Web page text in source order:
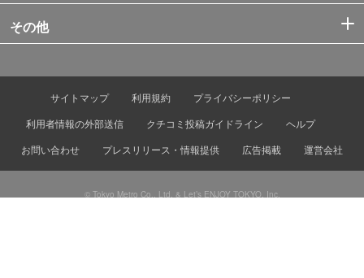
その他
サイトマップ 利用規約
プライバシーポリシー
利用者情報の外部送信
クチコミ投稿ガイドライン
ヘルプ
お問い合わせ
プレスリリース・情報提供 広告掲載 運営会社
© Tokyo Metro Co., Ltd. & Let’s ENJOY TOKYO, Inc.